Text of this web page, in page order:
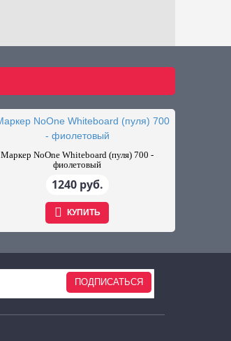
Маркер NoOne Whiteboard (пуля) 700 -
фиолетовый
1240 руб.
КУПИТЬ
ПОДПИСАТЬСЯ